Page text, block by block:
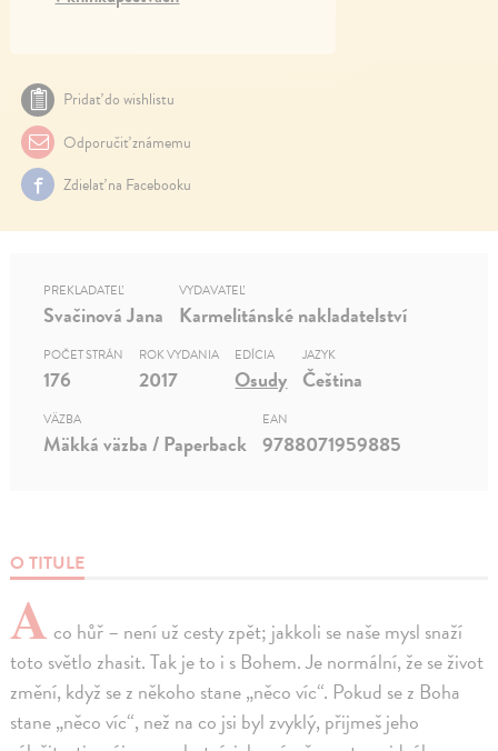
Pridať do wishlistu
Odporučiť známemu
Zdielať na Facebooku
O TITULE
A co hůř – není už cesty zpět; jakkoli se naše mysl snaží
toto světlo zhasit. Tak je to i s Bohem. Je normální, že se život
změní, když se z někoho stane „něco víc“. Pokud se z Boha
stane „něco víc“, než na co jsi byl zvyklý, přijmeš jeho
PREKLADATEĽ
Svačinová Jana
VYDAVATEĽ
Karmelitánské nakladatelství
POČET STRÁN
176
ROK VYDANIA
2017
EDÍCIA
Osudy
JAZYK
Čeština
VÄZBA
Mäkká väzba / Paperback
EAN
9788071959885